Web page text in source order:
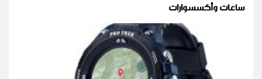
ساعات وأكسسوارات